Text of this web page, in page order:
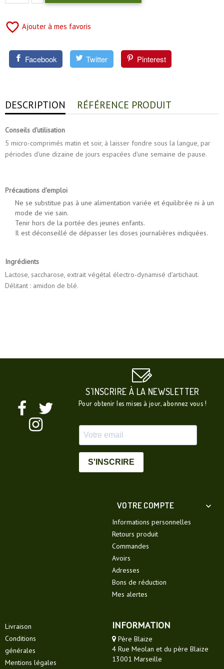
favorite_border Ajouter à mes favoris
Facebook Twitter Pinterest
DESCRIPTION RÉFÉRENCE PRODUIT
Conseils d'utilisation
5 micro-comprimés matin et soir, à laisser fondre sous la langue, par
périodes d'une dizaine de jours espacées d'une semaine de pause.
Précautions d'emploi
Ne se substitue pas à une alimentation variée et équilibrée ni à un
mode de vie sain.
Tenir hors de la portée des jeunes enfants.
Il est déconseillé de dépasser les doses journalières indiquées.
Ingrédients
Lactose, saccharose, extrait végétal électro-dynamisé d'artichaut.
Délitant : amidon de blé.
S'INSCRIRE À LA NEWSLETTER
Pour obtenir les mises à jour, abonnez vous !
S'INSCRIRE
VOTRE COMPTE 
Informations personnelles
Retours produit
Commandes
Avoirs
Adresses
Bons de réduction
Mes alertes
Livraison
Conditions
générales
Mentions légales
INFORMATION
Père Blaize
4 Rue Meolan et du père Blaize
13001 Marseille